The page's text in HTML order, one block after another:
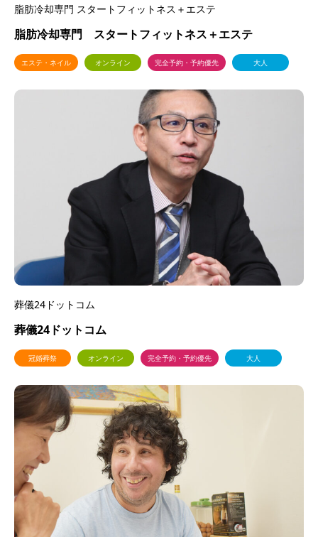
脂肪冷却専門 スタートフィットネス＋エステ
脂肪冷却専門 スタートフィットネス＋エステ
エステ・ネイル オンライン 完全予約・予約優先 大人
葬儀24ドットコム
葬儀24ドットコム
冠婚葬祭 オンライン 完全予約・予約優先 大人